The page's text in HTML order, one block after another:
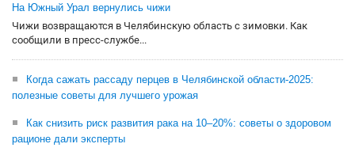
На Южный Урал вернулись чижи
Чижи возвращаются в Челябинскую область с зимовки. Как
сообщили в пресс-службе...
Когда сажать рассаду перцев в Челябинской области-2025:
полезные советы для лучшего урожая
Как снизить риск развития рака на 10–20%: советы о здоровом
рационе дали эксперты